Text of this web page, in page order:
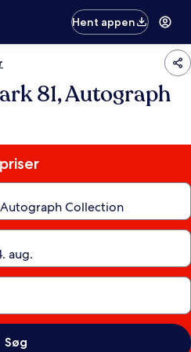
Hent appen
81, Autograph
Søg